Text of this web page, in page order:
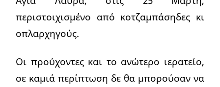
περιστοιχισμένο από κοτζαμπάσηδες κι
οπλαρχηγούς.
Οι προύχοντες και το ανώτερο ιερατείο,
σε καμιά περίπτωση δε θα μπορούσαν να